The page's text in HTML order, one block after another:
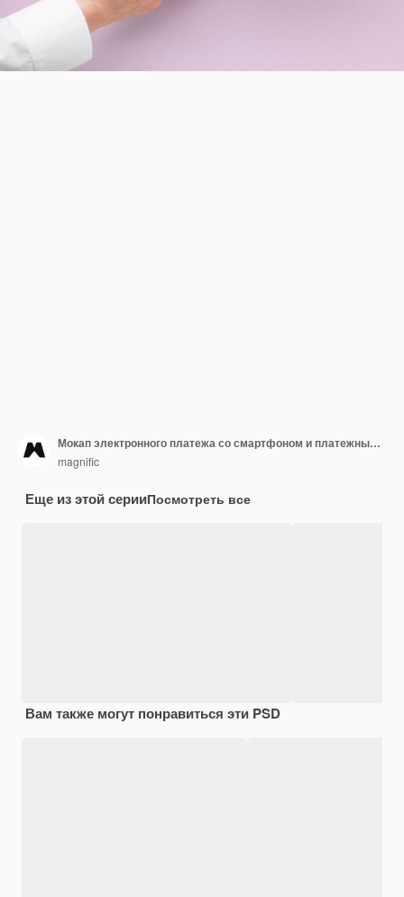
Мокап электронного платежа со смартфоном и платежным терминалом
magnific
Еще из этой серииПосмотреть все
Вам также могут понравиться эти PSD